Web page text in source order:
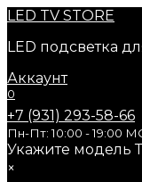
Перейти
содержанию
LED TV STORE
LED подсветка
Аккаунт
0
+7 (931) 293-58-66
Пн-Пт: 10:00 - 19:00
Укажите модель
×